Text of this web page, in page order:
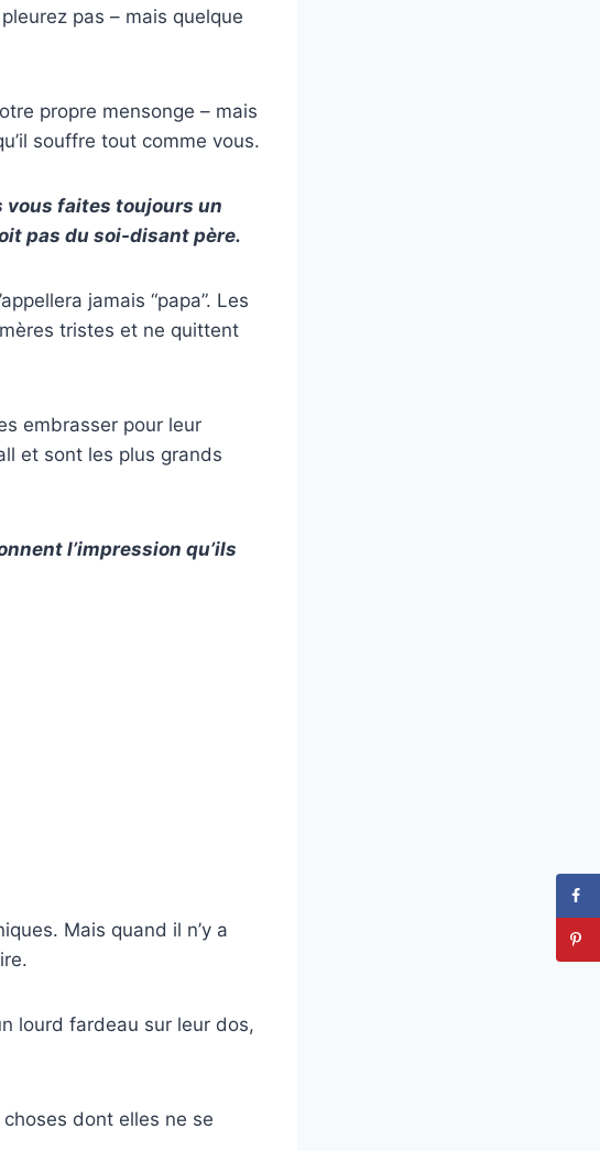
pas – mais quelque
propre mensonge – mais
souffre tout comme vous.
vous faites toujours un
pas du soi-disant père.
jamais “papa”. Les
tristes et ne quittent
embrasser pour leur
et sont les plus grands
l’impression qu’ils
Mais quand il n’y a
lourd fardeau sur leur dos,
dont elles ne se